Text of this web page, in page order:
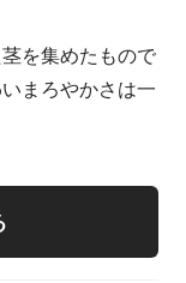
を集めたもので
まろやかさは一